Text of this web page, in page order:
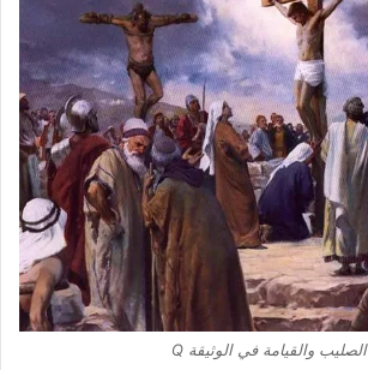
الصليب والقيامة في الوثيقة Q